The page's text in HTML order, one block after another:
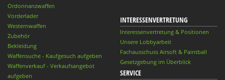
Ordonnanzwaffen
Vorderlader
Westernwaffen
Zubehör
Bekleidung
Waffensuche - Kaufgesuch aufgeben
Waffenverkauf - Verkaufsangebot
aufgeben
INTERESSENVERTRETUNG
Interessenvertretung & Positionen
Unsere Lobbyarbeit
Fachausschuss Airsoft & Paintball
Gesetzgebung im Überblick
SERVICE